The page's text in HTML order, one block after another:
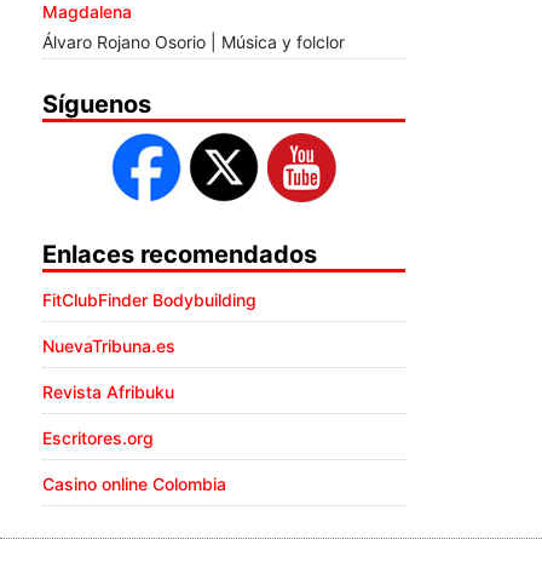
Magdalena
Álvaro Rojano Osorio | Música y folclor
Síguenos
Enlaces recomendados
FitClubFinder Bodybuilding
NuevaTribuna.es
Revista Afribuku
Escritores.org
Casino online Colombia